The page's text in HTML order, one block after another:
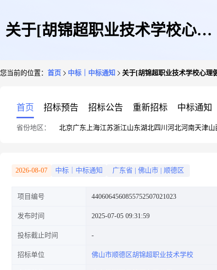
关于[胡锦超职业技术学校心理
您当前的位置： 首页 中标｜中标通知 关于[胡锦超职业技术学校心理
首页 招标预告 招标公告 重新招标 中标通知
省份地区： 北京广东 上海江苏浙江山东湖北四川 河北河南天津山
2026-08-07 中标｜中标通知 广东省 佛山市 顺德区
项目编号 4406064560855752507021023
发布时间 2025-07-05 09:31:59
投标截止时间
招标单位 佛山市顺德区胡锦超职业技术学校